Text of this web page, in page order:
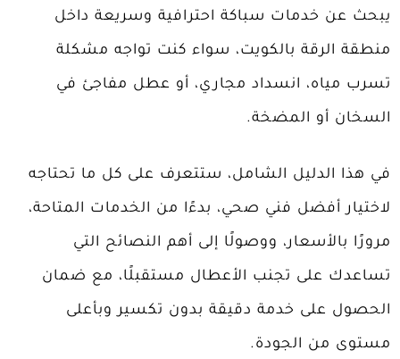
يبحث عن خدمات سباكة احترافية وسريعة داخل
منطقة الرقة بالكويت، سواء كنت تواجه مشكلة
تسرب مياه، انسداد مجاري، أو عطل مفاجئ في
السخان أو المضخة.
في هذا الدليل الشامل، ستتعرف على كل ما تحتاجه
لاختيار أفضل فني صحي، بدءًا من الخدمات المتاحة،
مرورًا بالأسعار، ووصولًا إلى أهم النصائح التي
تساعدك على تجنب الأعطال مستقبلًا، مع ضمان
الحصول على خدمة دقيقة بدون تكسير وبأعلى
مستوى من الجودة.